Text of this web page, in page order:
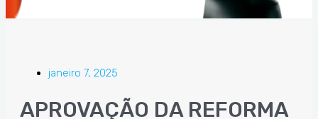
janeiro 7, 2025
APROVAÇÃO DA REFORMA